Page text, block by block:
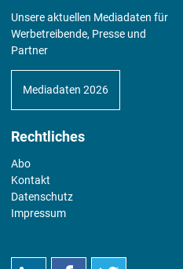
Unsere aktuellen Mediadaten für
Werbetreibende, Presse und
Partner
Mediadaten 2026
Rechtliches
Abo
Kontakt
Datenschutz
Impressum